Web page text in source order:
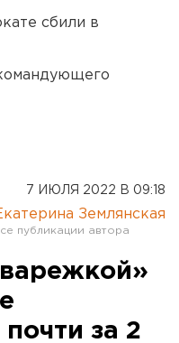
сбили в
7 ИЮЛЯ 2022 В 09:18
Землянская
за 2